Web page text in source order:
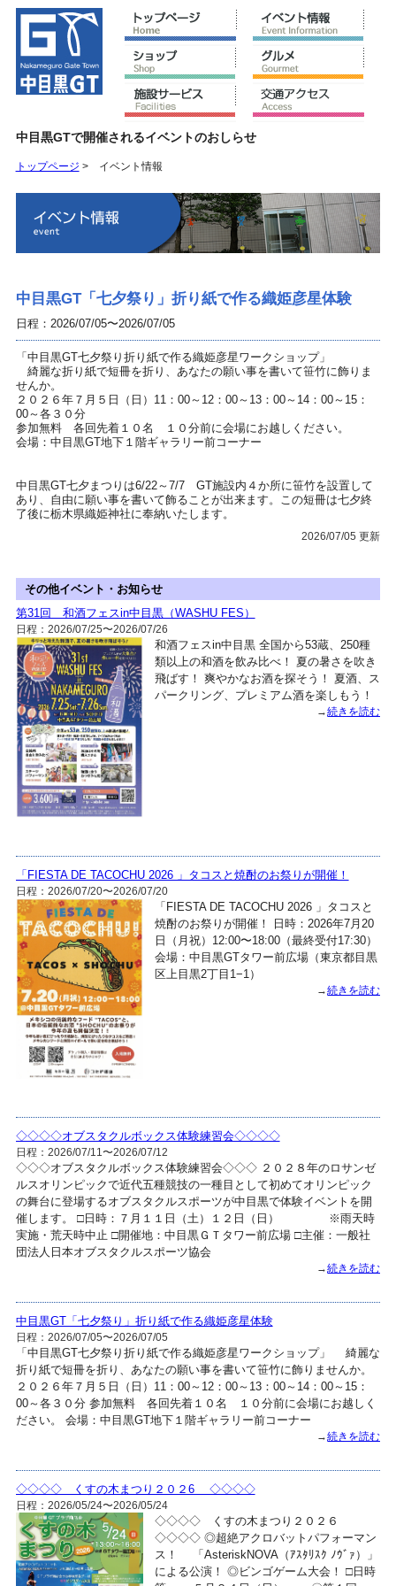
中目黒GTで開催されるイベントのおしらせ
トップページ > イベント情報
中目黒GT「七夕祭り」折り紙で作る織姫彦星体験
日程：2026/07/05〜2026/07/05
「中目黒GT七夕祭り折り紙で作る織姫彦星ワークショップ」
綺麗な折り紙で短冊を折り、あなたの願い事を書いて笹竹に飾りま
せんか。
２０２６年７月５日（日）11：00～12：00～13：00～14：00～15：
00～各３０分
参加無料 各回先着１０名 １０分前に会場にお越しください。
会場：中目黒GT地下１階ギャラリー前コーナー
中目黒GT七夕まつりは6/22～7/7 GT施設内４か所に笹竹を設置して
あり、自由に願い事を書いて飾ることが出来ます。この短冊は七夕終
了後に栃木県織姫神社に奉納いたします。
2026/07/05 更新
その他イベント・お知らせ
第31回 和酒フェスin中目黒（WASHU FES）
日程：2026/07/25〜2026/07/26
和酒フェスin中目黒 全国から53蔵、250種
類以上の和酒を飲み比べ！ 夏の暑さを吹き
飛ばす！ 爽やかなお酒を探そう！ 夏酒、ス
パークリング、プレミアム酒を楽しもう！
→続きを読む
「FIESTA DE TACOCHU 2026 」タコスと焼酎のお祭りが開催！
日程：2026/07/20〜2026/07/20
「FIESTA DE TACOCHU 2026 」タコスと
焼酎のお祭りが開催！ 日時：2026年7月20
日（月祝）12:00〜18:00（最終受付17:30）
会場：中目黒GTタワー前広場（東京都目黒
区上目黒2丁目1−1）
→続きを読む
◇◇◇◇オブスタクルボックス体験練習会◇◇◇◇
日程：2026/07/11〜2026/07/12
◇◇◇オブスタクルボックス体験練習会◇◇◇ ２０２８年のロサンゼ
ルスオリンピックで近代五種競技の一種目として初めてオリンピック
の舞台に登場するオブスタクルスポーツが中目黒で体験イベントを開
催します。 □日時：７月１１日（土）１２日（日） ※雨天時
実施・荒天時中止 □開催地：中目黒ＧＴタワー前広場 □主催：一般社
団法人日本オブスタクルスポーツ協会
→続きを読む
中目黒GT「七夕祭り」折り紙で作る織姫彦星体験
日程：2026/07/05〜2026/07/05
「中目黒GT七夕祭り折り紙で作る織姫彦星ワークショップ」 綺麗な
折り紙で短冊を折り、あなたの願い事を書いて笹竹に飾りませんか。
２０２６年７月５日（日）11：00～12：00～13：00～14：00～15：
00～各３０分 参加無料 各回先着１０名 １０分前に会場にお越しく
ださい。 会場：中目黒GT地下１階ギャラリー前コーナー
→続きを読む
◇◇◇◇ くすの木まつり２０２6 ◇◇◇◇
日程：2026/05/24〜2026/05/24
◇◇◇◇ くすの木まつり２０２６
◇◇◇◇ ◎超絶アクロバットパフォーマン
ス！ 「AsteriskNOVA（ｱｽﾀﾘｽｸ ﾉｳﾞｧ）」
による公演！ ◎ビンゴゲーム大会！ □日時